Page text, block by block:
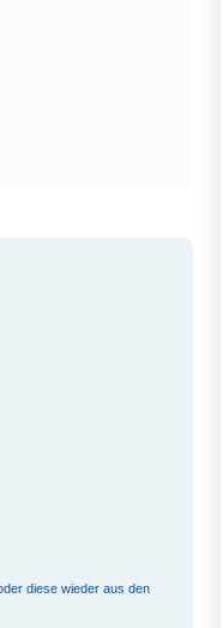
diese wieder aus den